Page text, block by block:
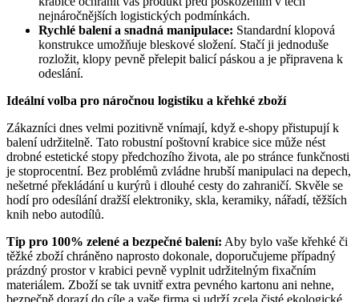
nejnáročnějších logistických podmínkách.
Rychlé balení a snadná manipulace: Standardní klopová
konstrukce umožňuje bleskové složení. Stačí ji jednoduše
rozložit, klopy pevně přelepit balicí páskou a je připravena k
odeslání.
Ideální volba pro náročnou logistiku a křehké zboží
Zákazníci dnes velmi pozitivně vnímají, když e-shopy přistupují k
balení udržitelně. Tato robustní poštovní krabice sice může nést
drobné estetické stopy předchozího života, ale po stránce funkčnosti
je stoprocentní. Bez problémů zvládne hrubší manipulaci na depech,
nešetrné překládání u kurýrů i dlouhé cesty do zahraničí. Skvěle se
hodí pro odesílání dražší elektroniky, skla, keramiky, nářadí, těžších
knih nebo autodílů.
Tip pro 100% zelené a bezpečné balení: Aby bylo vaše křehké či
těžké zboží chráněno naprosto dokonale, doporučujeme případný
prázdný prostor v krabici pevně vyplnit udržitelným fixačním
materiálem. Zboží se tak uvnitř extra pevného kartonu ani nehne,
bezpečně dorazí do cíle a vaše firma si udrží zcela čisté ekologické